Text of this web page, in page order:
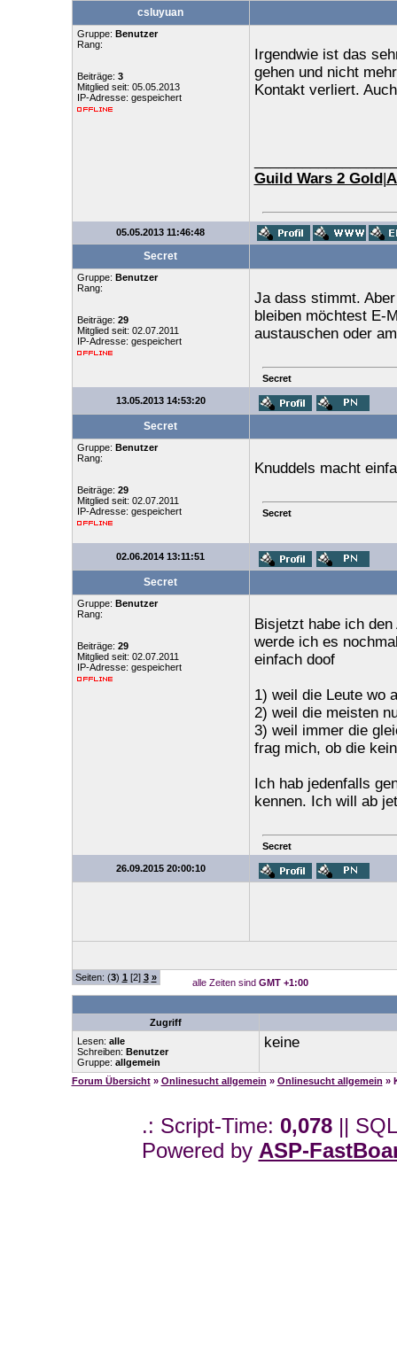
csluyuan
Gruppe: Benutzer
Rang:
Beiträge: 3
Mitglied seit: 05.05.2013
IP-Adresse: gespeichert
Irgendwie ist das
gehen und nicht
Kontakt verliert.
Guild Wars 2 Gold|
05.05.2013 11:46:48
Secret
Gruppe: Benutzer
Rang:
Beiträge: 29
Mitglied seit: 02.07.2011
IP-Adresse: gespeichert
Ja dass stimmt.
bleiben möchtest E-
austauschen oder
Secret
13.05.2013 14:53:20
Secret
Gruppe: Benutzer
Rang:
Beiträge: 29
Mitglied seit: 02.07.2011
IP-Adresse: gespeichert
Knuddels macht
Secret
02.06.2014 13:11:51
Secret
Gruppe: Benutzer
Rang:
Beiträge: 29
Mitglied seit: 02.07.2011
IP-Adresse: gespeichert
Bisjetzt habe ich
werde ich es
einfach doof
1) weil die Leute wo
2) weil die meisten
3) weil immer die
frag mich, ob die
Ich hab jedenfalls
kennen. Ich will ab
Secret
26.09.2015 20:00:10
Seiten: (3) 1 [2] 3 » alle Zeiten sind GMT +1:00
Zugriff
Lesen: alle
Schreiben: Benutzer
Gruppe: allgemein
keine
Forum Übersicht » Onlinesucht allgemein » Onlinesucht allgemein »
.: Script-Time: 0,078||
Powered by ASP-